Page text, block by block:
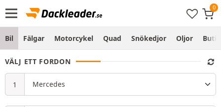
Bil Fälgar Motorcykel Quad Snökedjor Oljor Butik
VÄLJ ETT FORDON